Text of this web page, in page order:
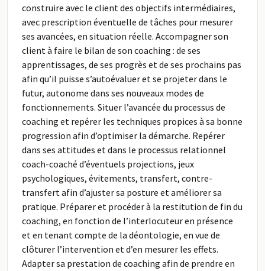
construire avec le client des objectifs intermédiaires,
avec prescription éventuelle de tâches pour mesurer
ses avancées, en situation réelle. Accompagner son
client à faire le bilan de son coaching : de ses
apprentissages, de ses progrès et de ses prochains pas
afin qu’il puisse s’autoévaluer et se projeter dans le
futur, autonome dans ses nouveaux modes de
fonctionnements. Situer l’avancée du processus de
coaching et repérer les techniques propices à sa bonne
progression afin d’optimiser la démarche. Repérer
dans ses attitudes et dans le processus relationnel
coach-coaché d’éventuels projections, jeux
psychologiques, évitements, transfert, contre-
transfert afin d’ajuster sa posture et améliorer sa
pratique. Préparer et procéder à la restitution de fin du
coaching, en fonction de l’interlocuteur en présence
et en tenant compte de la déontologie, en vue de
clôturer l’intervention et d’en mesurer les effets.
Adapter sa prestation de coaching afin de prendre en